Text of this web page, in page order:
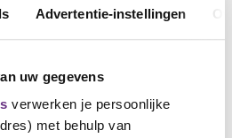
Advertentie-instellingen
uw gegevens
verwerken je persoonlijke
met behulp van